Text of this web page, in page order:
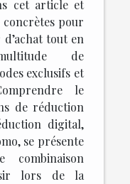
cet article et
concrètes pour
tout en
de
exclusifs et
le
de réduction
digital,
se présente
lors de la